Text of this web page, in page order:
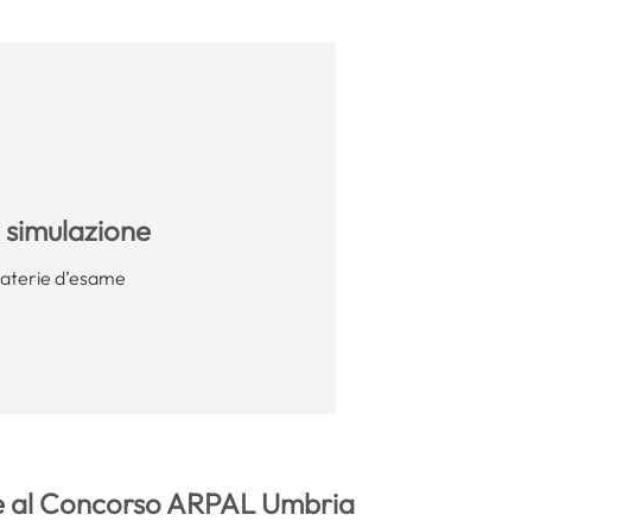
d’esame
Concorso ARPAL Umbria